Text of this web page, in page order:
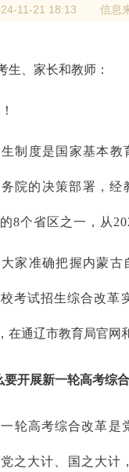
11-21 18:13 信息
生、家长和教师：
制度是国家基本
务院的决策部署，经
8个省区之一，从
家准确把握内蒙古
考试招生综合改革
在通辽市教育局官网
要开展新一轮高考综
轮高考综合改革是
之大计、国之大计